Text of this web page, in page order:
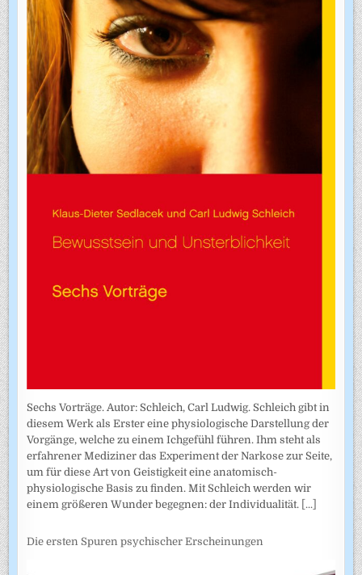
Sechs Vorträge. Autor: Schleich, Carl Ludwig. Schleich gibt in
diesem Werk als Erster eine physiologische Darstellung der
Vorgänge, welche zu einem Ichgefühl führen. Ihm steht als
erfahrener Mediziner das Experiment der Narkose zur Seite,
um für diese Art von Geistigkeit eine anatomisch-
physiologische Basis zu finden. Mit Schleich werden wir
einem größeren Wunder begegnen: der Individualität. [...]
Die ersten Spuren psychischer Erscheinungen